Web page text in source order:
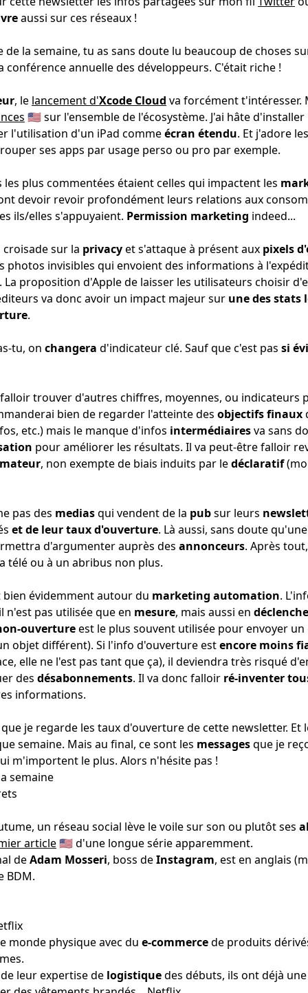
aussi sur ces réseaux !
la semaine, tu as sans doute lu beaucoup de choses
conférence annuelle des développeurs. C'était riche !
, le lancement d'Xcode Cloud va forcément t'intéresser.
🇺🇸 sur l'ensemble de l'écosystème. J'ai hâte d'installer
l'utilisation d'un iPad commeécran étendu. Et j'adore
ses apps par usage perso ou pro par exemple.
plus commentées étaient celles qui impactent les
devoir revoir profondément leurs relations aux
ils/elles s'appuyaient. Permission marketing indeed...
sur la privacyet s'attaque à présent aux pixels
photos invisibles qui envoient des informations à
La proposition d'Apple de laisser les utilisateurs choisir
va donc avoir un impact majeur sur une des stats
.
tu, on changera d'indicateur clé. Sauf que c'est pas si
trouver d'autres chiffres, moyennes, ou indicateurs
bien de regarder l'atteinte des objectifs finaux
etc.) mais le manque d'infos intermédiairesva sans
pour améliorer les résultats. Il va peut-être falloir
, non exempte de biais induits par ledéclaratif
pas des mediasqui vendent de la pubsur leurs
et de leurtaux d'ouverture. Là aussi, sans doute
d'argumenter auprès des annonceurs. Après
télé ou à un abribus non plus.
bien évidemment autour du marketing automation.
pas utilisée que en mesure, mais aussi en
ouvertureest le plus souvent utilisée pour envoyer
objet différent). Si l'info d'ouverture estencore moins
elle ne l'est pas tant que ça), il deviendra très risqué
des désabonnements. Il va donc falloir ré-inventer
informations.
que je regarde les taux d'ouverture de cette newsletter. Et
semaine. Mais au final, ce sont les messagesque je
m'importent le plus. Alors n'hésite pas !
semaine
un réseau social lève le voile sur son ou plutôt ses
article🇺🇸 d'une longue série apparemment.
deAdam Mosseri, boss deInstagram, est en anglais
BDM.
monde physique avec du e-commercede produits
leur expertise de logistiquedes débuts, ils ont déjà